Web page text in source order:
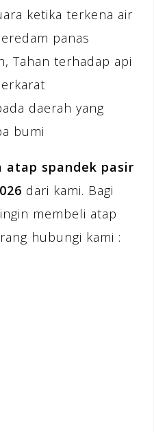
ketika terkena air
panas
Tahan terhadap api
daerah yang
bumi
atap spandek pasir
dari kami. Bagi
membeli atap
hubungi kami :